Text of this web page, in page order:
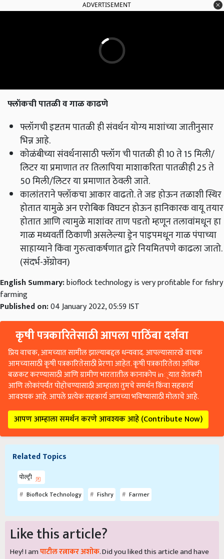
ADVERTISEMENT
फ्लॉकची पातळी व गाळ काढणे
फ्लॉगची इष्टतम पातळी ही संवर्धन योग्य माशांच्या जातीनुसार
भिन्न आहे.
कोळंबीच्या संवर्धनासाठी फ्लॉग ची पातळी ही 10 ते 15 मिली/
लिटर या प्रमाणात तर तिलापिया माशाकरिता पातळीही 25 ते
50 मिली/लिटर या प्रमाणात ठेवली जाते.
कालांतराने फ्लॉकचा आकार वाढतो. ते जड होऊन तळाशी स्थिर
होतात यामुळे अन एरोबिक विघटन होऊन हानिकारक वायू तयार
होतात आणि त्यामुळे माशांवर ताण पडतो म्हणून तलावांमधून हा
गाळ मध्यवर्ती ठिकाणी असलेल्या ड्रेन पाइपमधून गाळ पंपाच्या
साहाय्याने किंवा गुरुत्वाकर्षणात द्वारे नियमितपणे काढला जातो.
(संदर्भ-ॲग्रोवन)
English Summary:bioflock technology is very profitable for fishry
farming
Published on:04 January 2022, 05:59 IST
कृषी पत्रकारितेसाठी आपला पाठिंबा दर्शवा
प्रिय वाचक, आमच्यात सामील झाल्याबद्दल धन्यवाद. आपल्यासारखे वाचक
आमच्यासाठी कृषी पत्रकारितेसाठी प्रेरणा आहेत. कृषी पत्रकारितेला अधिक
बळकट करण्यासाठी आणि ग्रामीण भारतातील कानाकोप in्यात शेतकरी
आणि लोकांपर्यंत पोहोचण्यासाठी आम्हाला तुमचे समर्थन किंवा सहकार्य
आवश्यक आहे. आपले प्रत्येक सहकार्य आमच्या भविष्यासाठी मोलाचे आहे.
आपण आम्हाला समर्थन करणे आवश्यक आहे (Contribute Now)
Related Topics
पोल्ट्री
Bioflock Technology
Fishry Farmer
Like this article?
Hey! I amपाटील रत्नाकर अशोक. Did you liked this article and have